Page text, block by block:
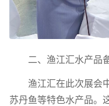
二、渔江汇水产品备
渔江汇在此次展会中
苏丹鱼等特色水产品。